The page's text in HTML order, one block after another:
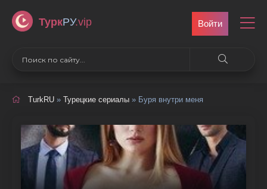
ТуркРУ.vip Войти
TurkRU » Турецкие сериалы » Буря внутри меня